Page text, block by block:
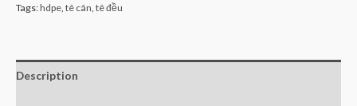
Tags:hdpe tê cân tê đều
Description